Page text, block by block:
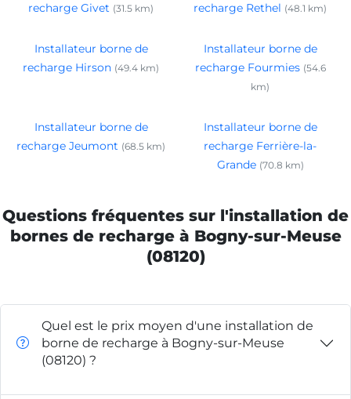
recharge Givet (31.5 km)
recharge Rethel (48.1 km)
Installateur borne de
recharge Hirson (49.4 km)
Installateur borne de
recharge Fourmies (54.6
km)
Installateur borne de
recharge Jeumont (68.5 km)
Installateur borne de
recharge Ferrière-la-
Grande (70.8 km)
Questions fréquentes sur l'installation de
bornes de recharge à Bogny-sur-Meuse
(08120)
Quel est le prix moyen d'une installation de
borne de recharge à Bogny-sur-Meuse
(08120) ?